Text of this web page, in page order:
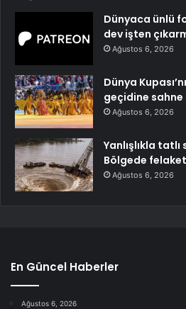
Dünyaca ünlü
dev işten
Ağustos 6, 2026
Dünya
geçidine sahne
Ağustos 6, 2026
Yanlışlıkla
Bölgede
Ağustos 6, 2026
En Güncel Haberler
Ağustos 6, 2026